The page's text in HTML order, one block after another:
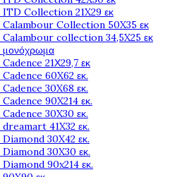
ITD Collection 21X29 εκ
Calambour Collection 50X35 εκ
Calambour collection 34,5X25 εκ
μονόχρωμα
Cadence 21Χ29,7 εκ
Cadence 60X62 εκ.
Cadence 30X68 εκ.
Cadence 90X214 εκ.
Cadence 30X30 εκ.
dreamart 41X32 εκ.
Diamond 30X42 εκ.
Diamond 30X30 εκ.
Diamond 90x214 εκ.